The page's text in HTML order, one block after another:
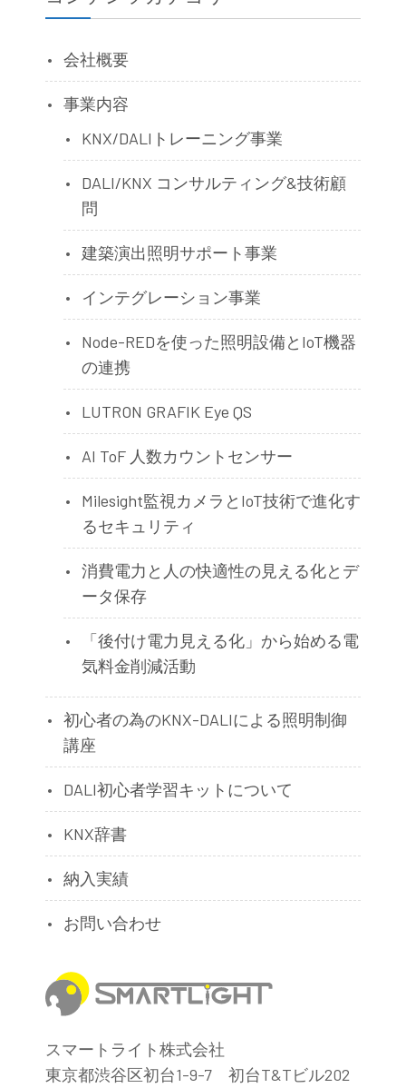
会社概要
事業内容
KNX/DALIトレーニング事業
DALI/KNX コンサルティング&技術顧
問
建築演出照明サポート事業
インテグレーション事業
Node-REDを使った照明設備とIoT機器
の連携
LUTRON GRAFIK Eye QS
AI ToF 人数カウントセンサー
Milesight監視カメラとIoT技術で進化す
るセキュリティ
消費電力と人の快適性の見える化とデ
ータ保存
「後付け電力見える化」から始める電
気料金削減活動
初心者の為のKNX-DALIによる照明制御
講座
DALI初心者学習キットについて
KNX辞書
納入実績
お問い合わせ
スマートライト株式会社
東京都渋谷区初台1-9-7 初台T&Tビル202